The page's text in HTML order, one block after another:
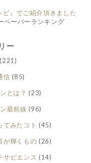
』でご紹介頂きました
ペーパーランキング
ー
(221)
信 (85)
とは？ (23)
最前線 (96)
てみたコト (45)
が輝くもの (26)
サピエンス (14)